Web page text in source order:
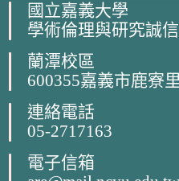
國立嘉義大學
學術倫理與研究誠
蘭潭校區
600355嘉義市鹿寮
連絡電話
05-2717163
電子信箱